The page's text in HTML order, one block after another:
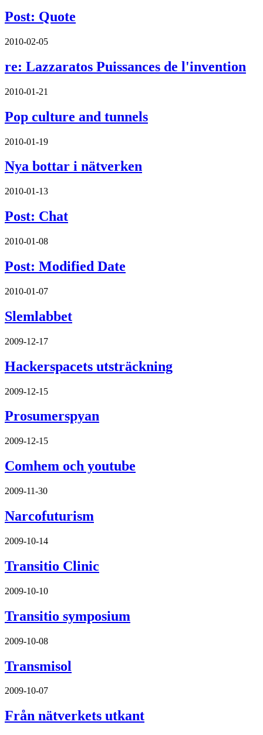
Post: Quote
2010-02-05
re: Lazzaratos Puissances de l'invention
2010-01-21
Pop culture and tunnels
2010-01-19
Nya bottar i nätverken
2010-01-13
Post: Chat
2010-01-08
Post: Modified Date
2010-01-07
Slemlabbet
2009-12-17
Hackerspacets utsträckning
2009-12-15
Prosumerspyan
2009-12-15
Comhem och youtube
2009-11-30
Narcofuturism
2009-10-14
Transitio Clinic
2009-10-10
Transitio symposium
2009-10-08
Transmisol
2009-10-07
Från nätverkets utkant